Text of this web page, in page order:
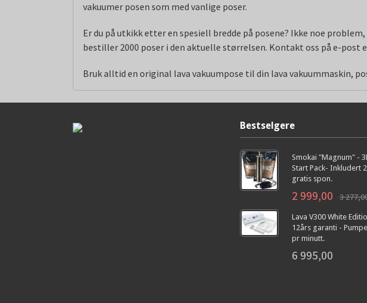
vakuumer posen som med vanlige poser.
Er du på utkikk etter en spesiell bredde på posene? Ikke noe
bestiller 2000 poser i den aktuelle størrelsen. Kontakt oss på e-post
Bruk alltid en original lava vakuumpose til din lava vakuummaskin,
Bestselgere
Smokai "Magnum" -
Start Pack- Inkludert
gratis spon.
2 999,00 3
Lava V300 White
12års garanti -
pr minutt.
6 995,00